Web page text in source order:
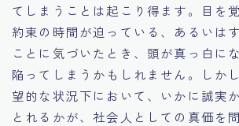
15.職場適応力をアピールする方法
16.エージェントと良好な関係を築く
17.面接でブランクを効果的に伝える
てしまうことは起こり得ます。目を
約束の時間が迫っている、あるいは
ことに気づいたとき、頭が真っ白に
陥ってしまうかもしれません。しか
望的な状況下において、いかに誠実
とれるかが、社会人としての真価を